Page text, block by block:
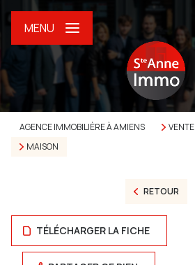
MENU
AGENCE IMMOBILIÈRE À AMIENS VENTE
MAISON
RETOUR
TÉLÉCHARGER LA FICHE